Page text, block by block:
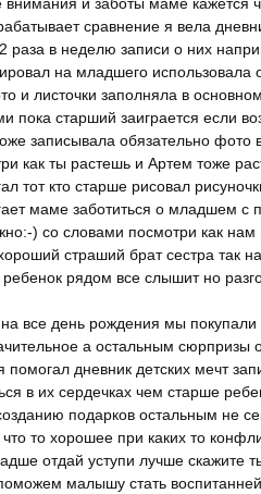
сравнение я вела
раза в неделю записи о них
на младшего использовала
и листочки заполняла в
пока старший заиграется если
записывала обязательно фото
как ты растешь и Артем тоже
тот кто старше рисовал
маме заботиться о младшем
) со словами посмотри как нам
страший брат сестра так
рядом все слышит но
все день рождения мы покупали
а остальным сюрпризы
помогал дневник детских мечт
в их сердечках чем старше
подарков остальным не
то хорошее при каких то
отдай уступи лучше скажите
малышу стать